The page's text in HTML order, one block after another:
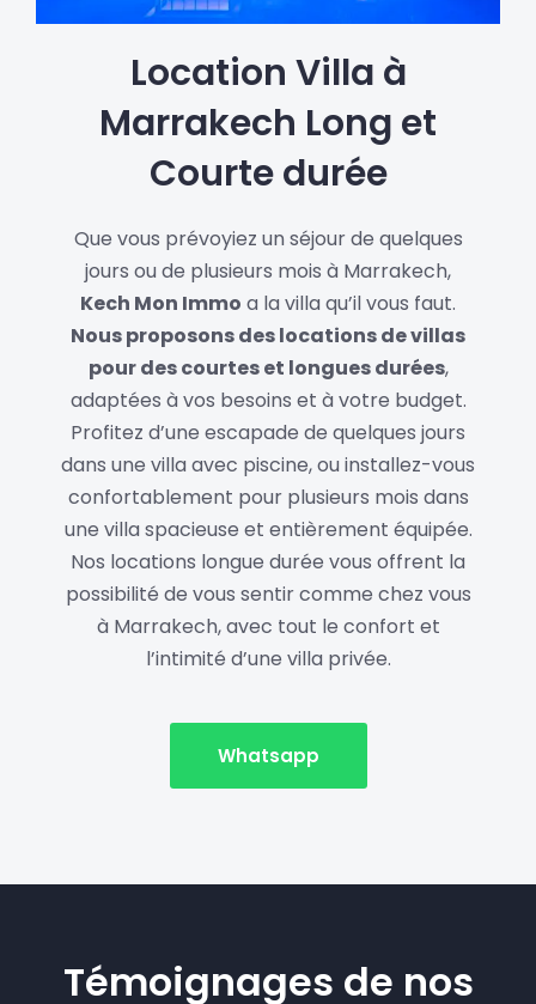
Location Villa à
Marrakech Long et
Courte durée
Que vous prévoyiez un séjour de quelques
jours ou de plusieurs mois à Marrakech,
Kech Mon Immo a la villa qu’il vous faut.
Nous proposons des locations de villas
pour des courtes et longues durées,
adaptées à vos besoins et à votre budget.
Profitez d’une escapade de quelques jours
dans une villa avec piscine, ou installez-vous
confortablement pour plusieurs mois dans
une villa spacieuse et entièrement équipée.
Nos locations longue durée vous offrent la
possibilité de vous sentir comme chez vous
à Marrakech, avec tout le confort et
l’intimité d’une villa privée.
Whatsapp
Témoignages de nos